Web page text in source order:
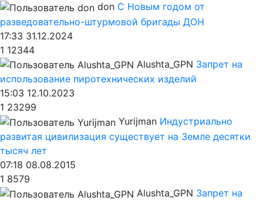
don С Новым годом от
разведовательно-штурмовой бригады ДОН
17:33 31.12.2024
1 12344
Alushta_GPN Запрет на
использование пиротехнических изделий
15:03 12.10.2023
1 23299
Yurijman Индустриально
развитая цивилизация существует на Земле десятки
тысяч лет
07:18 08.08.2015
1 8579
Alushta_GPN Запрет на